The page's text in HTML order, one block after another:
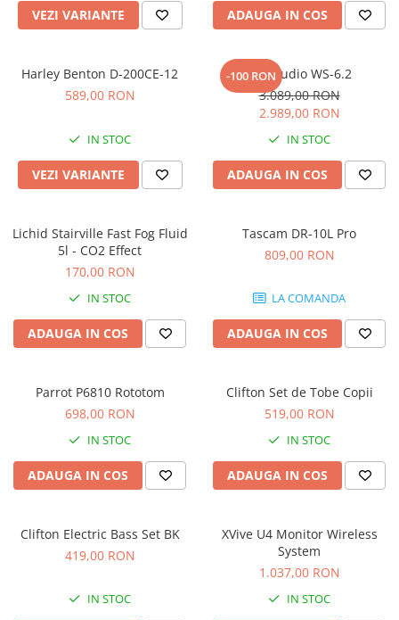
Microfoane pt instalatii si
conferinta
Microfoane stereo
Microfoane Suspendabile
Stative de microfon
Studio si inregistrari
Accesorii de microfoane
Accesorii echipamente de studio
Clape MIDI
Convertoare AD/DA
Microfoane de studio
Preamplificatoare
Protectii antifonice pentru urechi
Recordere de studio
Recordere portabile
VEZI VARIANTE ADAUGA IN COS
Harley Benton D-200CE-12
589,00 RON
IN STOC
VEZI VARIANTE
-100 RON
Kali Audio WS-6.2
3.089,00 RON
2.989,00 RON
IN STOC
ADAUGA IN COS
Lichid Stairville Fast Fog Fluid
5l - CO2 Effect
170,00 RON
IN STOC
ADAUGA IN COS
Tascam DR-10L Pro
809,00 RON
LA COMANDA
ADAUGA IN COS
Parrot P6810 Rototom
698,00 RON
IN STOC
ADAUGA IN COS
Clifton Set de Tobe Copii
519,00 RON
IN STOC
ADAUGA IN COS
Clifton Electric Bass Set BK
419,00 RON
IN STOC
XVive U4 Monitor Wireless
System
1.037,00 RON
IN STOC